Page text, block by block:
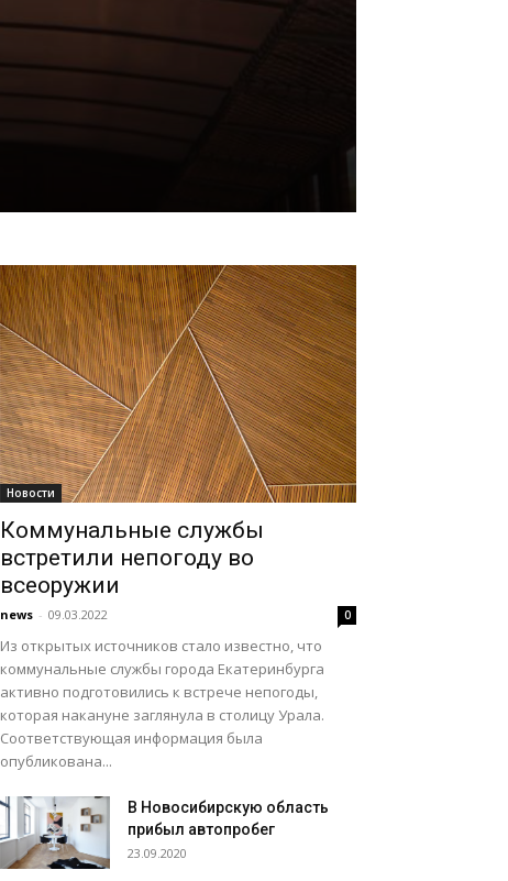
Новости
Коммунальные службы
встретили непогоду во
всеоружии
news - 09.03.2022 0
Из открытых источников стало известно, что
коммунальные службы города Екатеринбурга
активно подготовились к встрече непогоды,
которая накануне заглянула в столицу Урала.
Соответствующая информация была
опубликована...
В Новосибирскую область
прибыл автопробег
23.09.2020